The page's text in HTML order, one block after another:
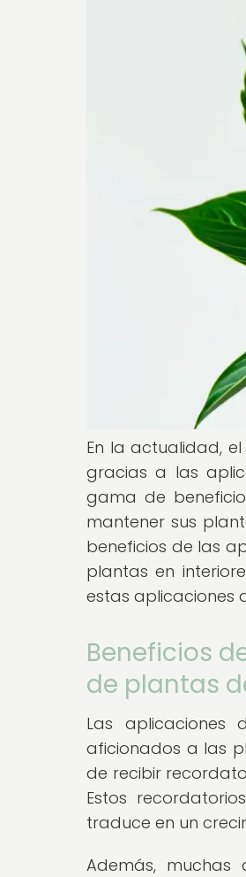
En la actualidad,
gracias a las
gama de
mantener sus
beneficios de las
plantas en
estas aplicaciones
Beneficios
de plantas
Las aplicaciones
aficionados a las
de recibir
Estos
traduce en un
Además,